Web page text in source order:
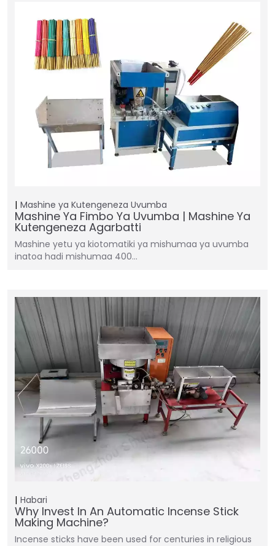
Mashine ya Kutengeneza Uvumba
Mashine Ya Fimbo Ya Uvumba | Mashine Ya
Kutengeneza Agarbatti
Mashine yetu ya kiotomatiki ya mishumaa ya uvumba
inatoa hadi mishumaa 400…
Habari
Why Invest In An Automatic Incense Stick
Making Machine?
Incense sticks have been used for centuries in religious